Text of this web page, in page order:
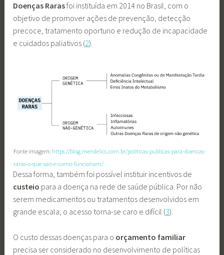
Doenças Rarasfoi instituída em 2014 no Brasil, com o
objetivo de promover ações de prevenção, detecção
precoce, tratamento oportuno e redução de incapacidade
e cuidados paliativos (2).
Fonte imagem: https://blog.mendelics.com.br/politicas-publicas-para-doencas-
raras-o-que-sao-e-como-funcionam/
Dessa forma, também foi possível instituir incentivos de
custeio para a doença na rede de saúde pública. Por não
serem medicamentos ou tratamentos desenvolvidos em
grande escala, o acesso torna-se caro e difícil (3).
O custo dessas doenças para o orçamento familiar
precisa ser considerado no desenvolvimento de políticas